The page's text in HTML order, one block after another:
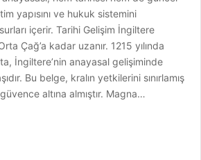
yapısını ve hukuk sistemini
içerir. Tarihi Gelişim İngiltere
Çağ’a kadar uzanır. 1215 yılında
İngiltere’nin anayasal gelişiminde
Bu belge, kralın yetkilerini sınırlamış
altına almıştır. Magna…